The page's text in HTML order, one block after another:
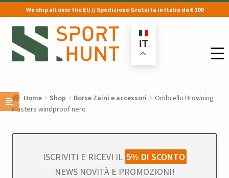
We ship all over the EU // Spedizione Gratuita in Italia da € 100
Vai
alla
navigazione
Vai
al
contenuto
IT
Home Shop Borse Zaini e accessori
Ombrello Browning
Masters windproof nero
ISCRIVITI E RICEVI IL 5% DI SCONTO
NEWS NOVITÀ E PROMOZIONI!